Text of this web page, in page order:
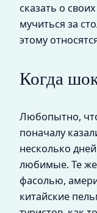
сказать о
мучиться за
этому
Когда
Любопытно,
поначалу
несколько
любимые. Те
фасолью,
китайские